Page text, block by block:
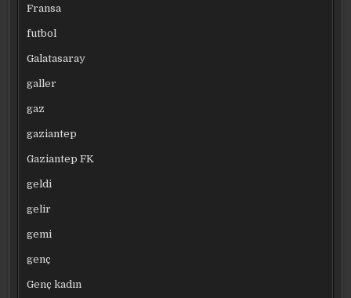
Fransa
futbol
Galatasaray
galler
gaz
gaziantep
Gaziantep FK
geldi
gelir
gemi
genç
Genç kadın